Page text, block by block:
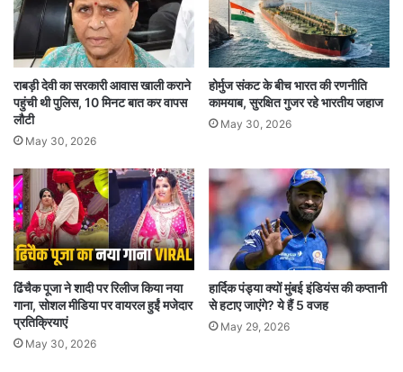
कुछ महीने पहले, पुणे-आईएसआईएस मॉड्यूल के कई
आतंकवादियों को देश भर से गिरफ्तार किए जाने के बाद
दिल्ली पुलिस ने घोरी का नाम रिकॉर्ड पर लिया था। उस
समय अधिकारियों ने दावा किया था कि आईएसआई भारत में
स्लीपर सेल चला रही है और हमलों को अंजाम देने के लिए
युवाओं की भर्ती कर रही है।
राबड़ी देवी का सरकारी आवास खाली कराने
पहुंची थी पुलिस, 10 मिनट बात कर वापस
लौटी
May 30, 2026
होर्मुज संकट के बीच भारत की रणनीति
कामयाब, सुरक्षित गुजर रहे भारतीय जहाज
May 30, 2026
ढिंचैक पूजा ने शादी पर रिलीज किया नया
गाना, सोशल मीडिया पर वायरल हुईं मजेदार
प्रतिक्रियाएं
May 30, 2026
हार्दिक पंड्या क्यों मुंबई इंडियंस की कप्तानी
से हटाए जाएंगे? ये हैं 5 वजह
May 29, 2026